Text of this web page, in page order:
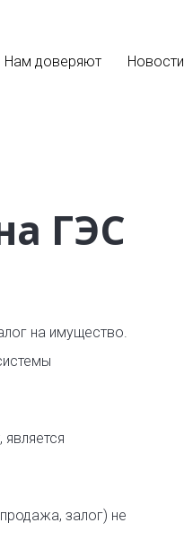
Нам доверяют Новости
ГЭС
на имущество.
залог) не